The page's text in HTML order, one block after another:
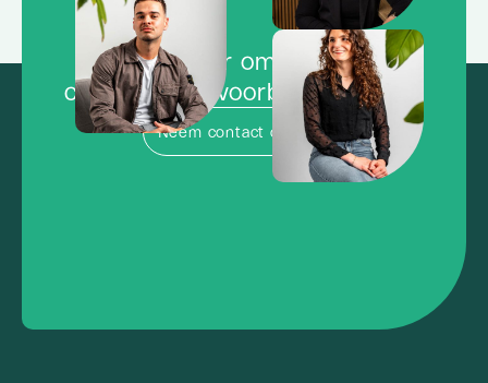
Klaar om de
concurrentie voorbij te vliegen?
Neem contact op